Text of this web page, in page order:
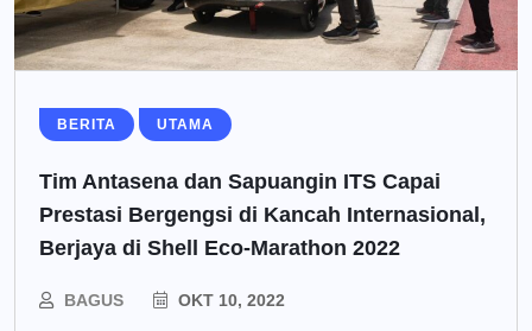
BERITA UTAMA
Tim Antasena dan Sapuangin ITS Capai
Prestasi Bergengsi di Kancah Internasional,
Berjaya di Shell Eco-Marathon 2022
BAGUS OKT 10, 2022